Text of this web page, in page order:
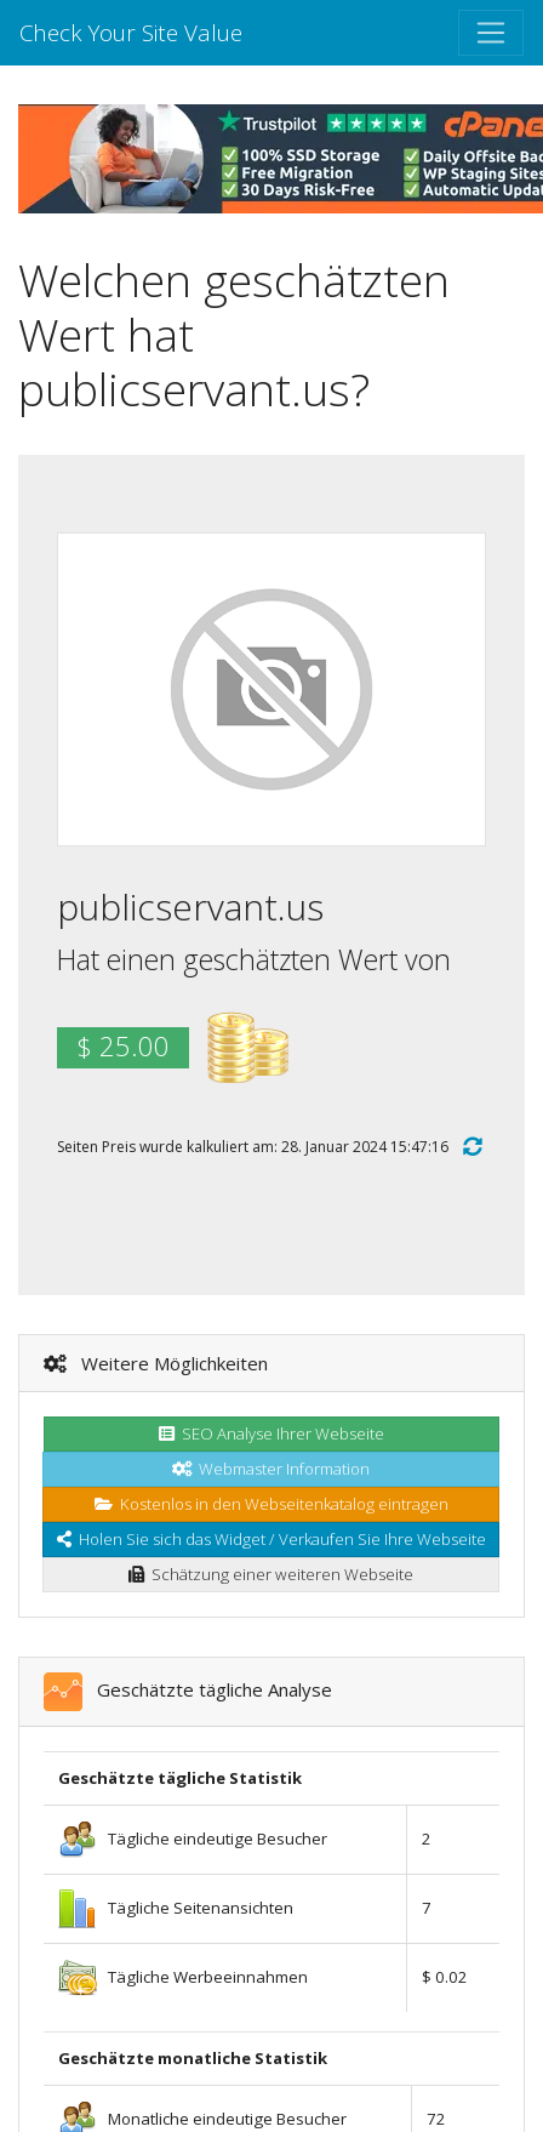
Check Your Site Value
Welchen geschätzten
Wert hat
publicservant.us?
publicservant.us
Hat einen geschätzten Wert von
$ 25.00
Seiten Preis wurde kalkuliert am: 28. Januar 2024 15:47:16
Weitere Möglichkeiten
SEO Analyse Ihrer Webseite
Webmaster Information
Kostenlos in den Webseitenkatalog eintragen
Holen Sie sich das Widget / Verkaufen Sie Ihre Webseite
Schätzung einer weiteren Webseite
Geschätzte tägliche Analyse
Geschätzte tägliche Statistik
Tägliche eindeutige Besucher 2
Tägliche Seitenansichten 7
Tägliche Werbeeinnahmen $ 0.02
Geschätzte monatliche Statistik
Monatliche eindeutige Besucher 72